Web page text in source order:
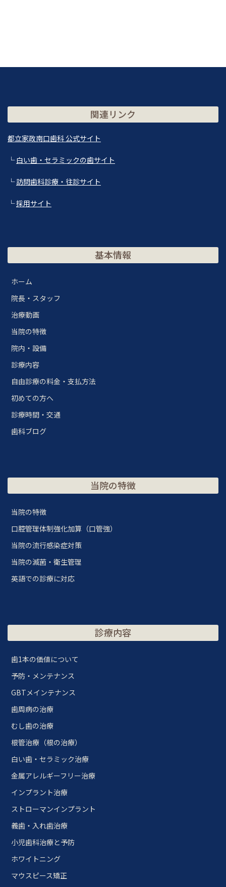
関連リンク
都立家政南口歯科 公式サイト
└白い歯・セラミックの歯サイト
└訪問歯科診療・往診サイト
└採用サイト
基本情報
ホーム
院長・スタッフ
治療動画
当院の特徴
院内・設備
診療内容
自由診療の料金・支払方法
初めての方へ
診療時間・交通
歯科ブログ
当院の特徴
当院の特徴
口腔管理体制強化加算（口管強）
当院の流行感染症対策
当院の滅菌・衛生管理
英語での診療に対応
診療内容
歯1本の価値について
予防・メンテナンス
GBTメインテナンス
歯周病の治療
むし歯の治療
根管治療（根の治療）
白い歯・セラミック治療
金属アレルギーフリー治療
インプラント治療
ストローマンインプラント
義歯・入れ歯治療
小児歯科治療と予防
ホワイトニング
マウスピース矯正